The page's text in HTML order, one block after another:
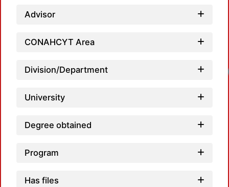
Advisor
CONAHCYT Area
Division/Department
University
Degree obtained
Program
Has files